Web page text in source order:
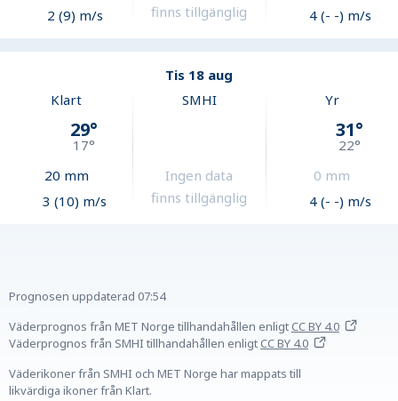
2 (9) m/s
finns tillgänglig
4 (- -) m/s
Tis 18 aug
Klart
29°
17°
20 mm
3 (10) m/s
SMHI
Ingen data
finns tillgänglig
Yr
31°
22°
0 mm
4 (- -) m/s
Prognosen uppdaterad 07:54
Väderprognos från MET Norge tillhandahållen enligtCC BY 4.0
Väderprognos från SMHI tillhandahållen enligtCC BY 4.0
Väderikoner från SMHI och MET Norge har mappats till
likvärdiga ikoner från Klart.